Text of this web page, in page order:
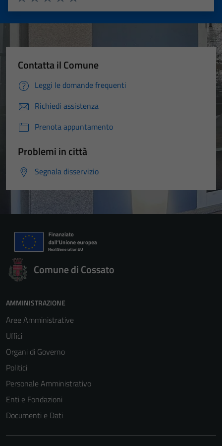
Valuta 5 stelle su 5
Valuta 4 stelle su 5
Valuta 3 stelle su 5
Valuta 2 stelle su 5
Valuta 1 stelle su 5
Contatta il Comune
Leggi le domande frequenti
Richiedi assistenza
Prenota appuntamento
Problemi in città
Segnala disservizio
Comune di Cossato
AMMINISTRAZIONE
Aree Amministrative
Uffici
Organi di Governo
Politici
Personale Amministrativo
Enti e Fondazioni
Documenti e Dati